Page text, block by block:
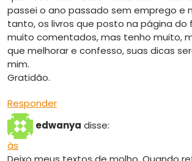
passei o ano passado sem emprego e
tanto, os livros que posto na página do
muito comentados, mas tenho muito,
que melhorar e confesso, suas dicas
mim.
Gratidão.
Responder
edwanya disse:
às